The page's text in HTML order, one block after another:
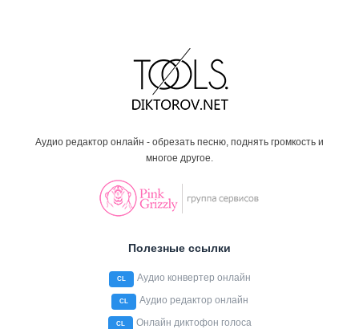
Аудио редактор онлайн - обрезать песню, поднять громкость и
многое другое.
Полезные ссылки
CL Аудио конвертер онлайн
CL Аудио редактор онлайн
CL Онлайн диктофон голоса